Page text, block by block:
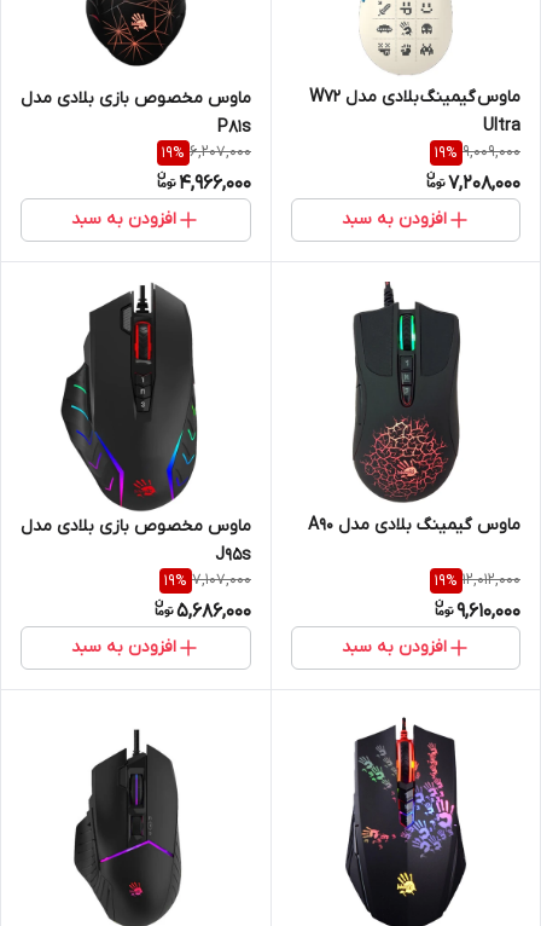
ماوس گیمینگ بلادی مدل W72
Ultra
9,009,000
19%
7,208,000
افزودن به سبد
ماوس مخصوص بازی بلادی مدل
P81s
6,207,000
19%
4,966,000
افزودن به سبد
ماوس گیمینگ بلادی مدل A90
12,012,000
19%
9,610,000
افزودن به سبد
ماوس مخصوص بازی بلادی مدل
J95s
7,107,000
19%
5,686,000
افزودن به سبد